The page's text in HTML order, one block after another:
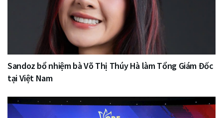
Sandoz bổ nhiệm bà Võ Thị Thúy Hà làm Tổng Giám Đốc
tại Việt Nam